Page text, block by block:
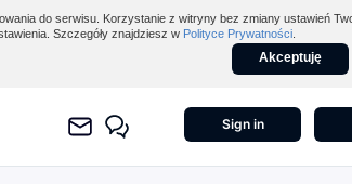
do serwisu. Korzystanie z witryny bez zmiany ustawień
Szczegóły znajdziesz w Polityce Prywatności
Akceptuję
Sign in